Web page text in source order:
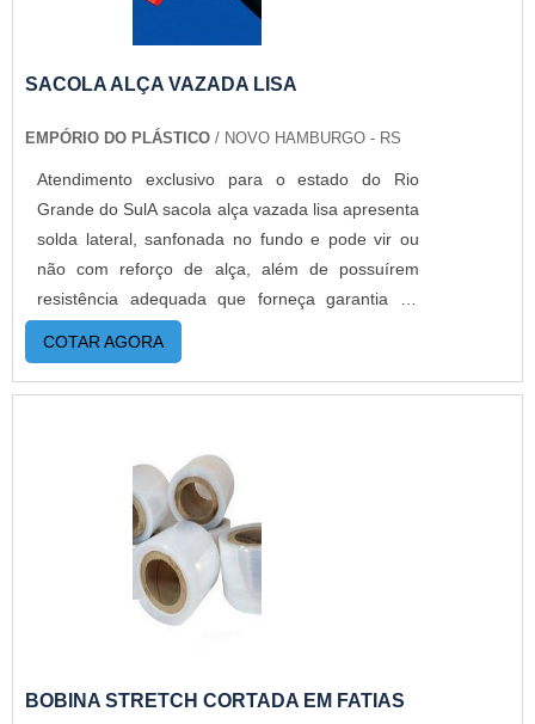
SACOLA ALÇA VAZADA LISA
EMPÓRIO DO PLÁSTICO / NOVO HAMBURGO - RS
Atendimento exclusivo para o estado do Rio
Grande do SulA sacola alça vazada lisa apresenta
solda lateral, sanfonada no fundo e pode vir ou
não com reforço de alça, além de possuírem
resistência adequada que forneça garantia da
integridade total do produto a ser transportado
por ela. É popularmente conhecida como sacola
boca de palhaço ou sacola boca triste.DETALHES
produtos oxibiodegradáveis, o que influencia de
forma positiva no meio ambiente. Nesse caso, o
produto poderá ser 100% reciclado, totalmente
reaproveitado e gera sustentabilidade, conceito
tão necessário na preservação do
planeta. Quando desenvolvida a partir de
COTAR AGORA
BOBINA STRETCH CORTADA EM FATIAS